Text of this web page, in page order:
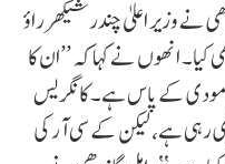
نے وزیر اعلیٰ چندرشیکھر راؤ
کیا۔ انھوں نے کہا کہ ’’ان کا
مودی کے پاس ہے۔ کانگریس
رہی ہے، لیکن کے سی آر کی